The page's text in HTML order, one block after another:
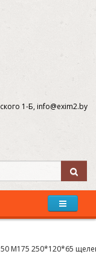
1-Б, info@exim2.by
М175 250*120*65